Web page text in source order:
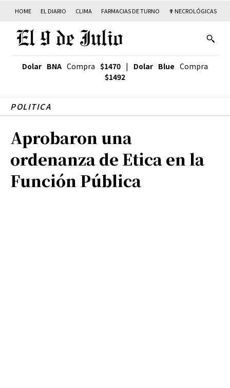
HOME EL DIARIO CLIMA FARMACIAS DE TURNO ✟ NECROLÓGICAS
Dolar BNA Compra $1470 | Dolar Blue Compra
$1492
POLITICA
Aprobaron una
ordenanza de Etica en la
Función Pública